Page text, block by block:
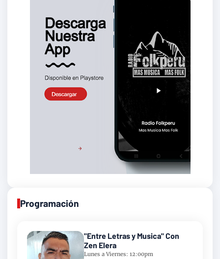
Programación
"Entre Letras y Musica" Con
Zen Elera
Lunes a Viernes: 12:00pm